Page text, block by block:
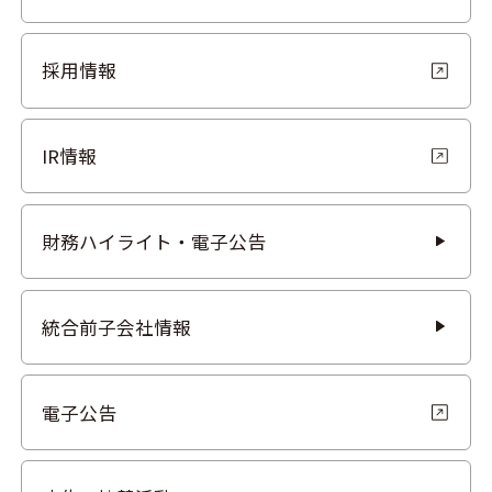
採用情報
IR情報
財務ハイライト・電子公告
統合前子会社情報
電子公告